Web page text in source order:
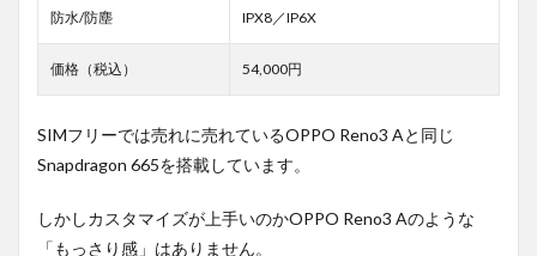
防水/防塵 IPX8／IP6X
価格（税込） 54,000円
SIMフリーでは売れに売れているOPPO Reno3 Aと同じ
Snapdragon 665を搭載しています。
しかしカスタマイズが上手いのかOPPO Reno3 Aのような
「もっさり感」はありません。